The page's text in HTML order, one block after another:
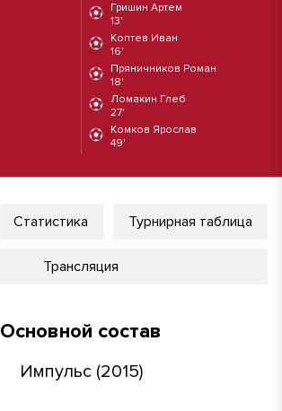
Гришин Артем
13'
Коптев Иван
16'
Пряничников Роман
18'
Ломакин Глеб
27'
Комков Ярослав
49'
Статистика Турнирная таблица
Трансляция
Основной состав
Импульс (2015)